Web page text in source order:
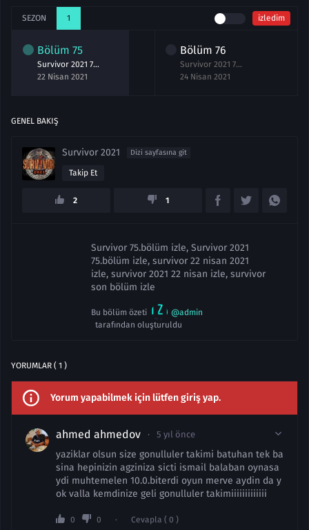
SEZON 1 izledim
Bölüm 75
Survivor 2021 75.Bölüm izle 22 Nisan
22 Nisan 2021
Bölüm 76
Survivor 2021 76.Bölüm izle 24 Nisan
24 Nisan 2021
GENEL BAKIŞ
Survivor 2021 Dizi sayfasına git
Takip Et
2 1
Survivor 75.bölüm izle, Survivor 2021
75.bölüm izle, survivor 22 nisan 2021
izle, survivor 2021 22 nisan izle, survivor
son bölüm izle
Bu bölüm özeti
@admin
tarafından oluşturuldu
YORUMLAR ( 1 )
Yorum yapabilmek için lütfen giriş yap.
ahmed ahmedov 5 yıl önce
yaziklar olsun size gonulluler takimi batuhan tek ba
sina hepinizin agziniza sicti ismail balaban oynasa
ydi muhtemelen 10.0.biterdi oyun merve aydin da y
ok valla kemdinize geli gonulluler takimiiiiiiiiiiiii
0 0 Cevapla ( 0 )